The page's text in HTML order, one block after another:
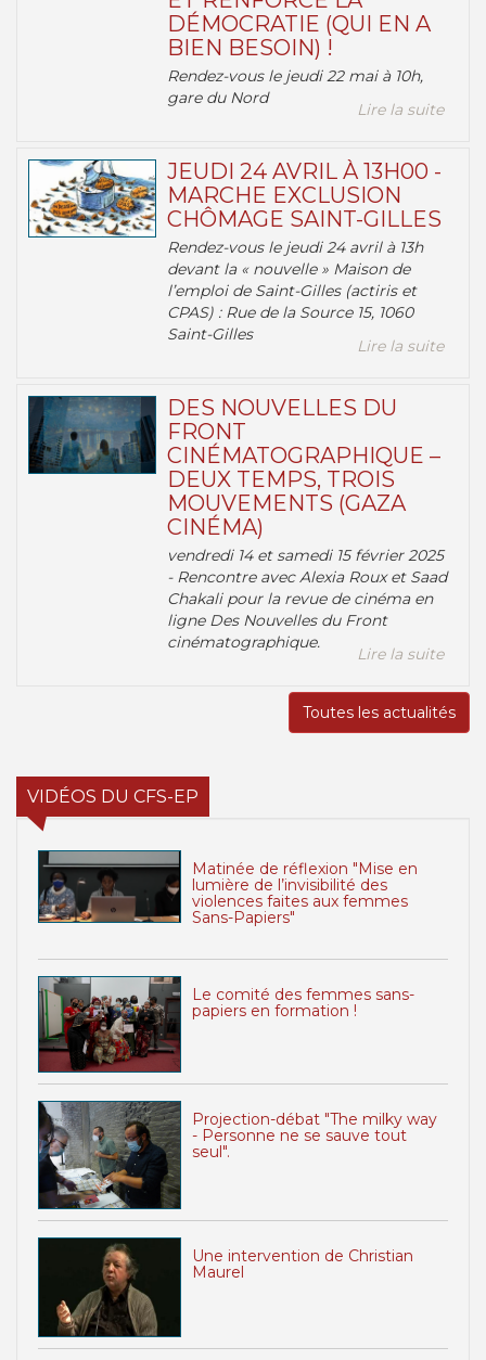
DÉMOCRATIE (QUI EN A
BIEN BESOIN) !
Rendez-vous le jeudi 22 mai à 10h,
gare du Nord
Lire la suite
JEUDI 24 AVRIL À 13H00 -
MARCHE EXCLUSION
CHÔMAGE SAINT-GILLES
Rendez-vous le jeudi 24 avril à 13h
devant la « nouvelle » Maison de
l’emploi de Saint-Gilles (actiris et
CPAS) : Rue de la Source 15, 1060
Saint-Gilles
Lire la suite
DES NOUVELLES DU
FRONT
CINÉMATOGRAPHIQUE –
DEUX TEMPS, TROIS
MOUVEMENTS (GAZA
CINÉMA)
vendredi 14 et samedi 15 février 2025
- Rencontre avec Alexia Roux et Saad
Chakali pour la revue de cinéma en
ligne Des Nouvelles du Front
cinématographique.
Lire la suite
Toutes les actualités
VIDÉOS DU CFS-EP
Matinée de réflexion "Mise en
lumière de l’invisibilité des
violences faites aux femmes
Sans-Papiers"
Le comité des femmes sans-
papiers en formation !
Projection-débat "The milky way
- Personne ne se sauve tout
seul".
Une intervention de Christian
Maurel